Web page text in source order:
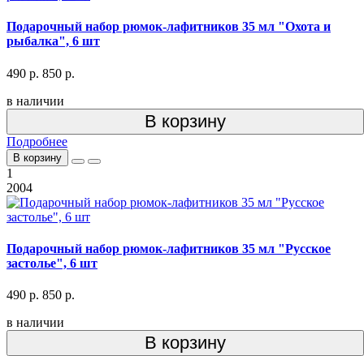
Подарочный набор рюмок-лафитников 35 мл "Охота и
рыбалка", 6 шт
490 р. 850 р.
в наличии
В корзину
Подробнее
В корзину
1
2004
Подарочный набор рюмок-лафитников 35 мл "Русское
застолье", 6 шт
490 р. 850 р.
в наличии
В корзину